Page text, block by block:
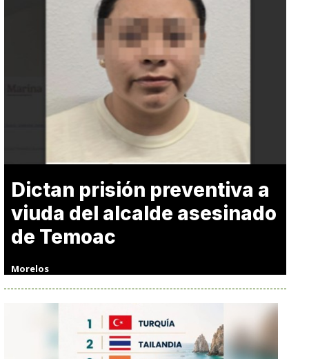
Dictan prisión preventiva a
viuda del alcalde asesinado
de Temoac
Morelos